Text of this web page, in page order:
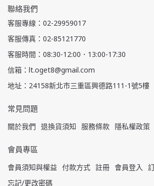
聯絡我們
客服專線：02-29959017
客服傳真：02-85121770
客服時間：08:30-12:00．13:00-17:30
信箱：lt.oget8@gmail.com
地址：24158新北市三重區興德路111-1號5樓
常見問題
關於我們 退換貨須知 服務條款 隱私權政策
會員專區
會員須知與權益 付款方式 註冊 會員登入
忘記/更改密碼